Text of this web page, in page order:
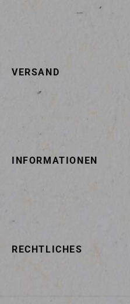
VERSAND
INFORMATIONEN
RECHTLICHES